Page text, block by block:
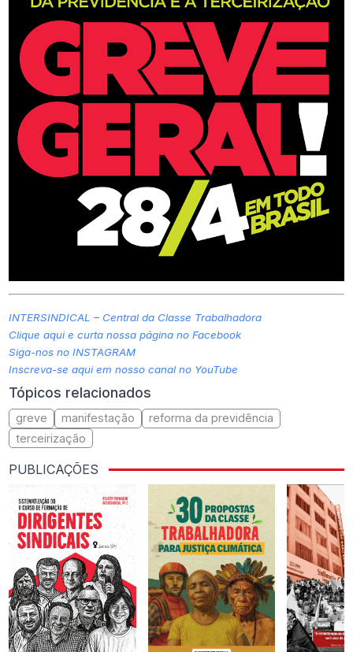
INTERSINDICAL – Central da Classe Trabalhadora
Clique aqui e curta nossa página no Facebook
Siga-nos no INSTAGRAM
Inscreva-se aqui em nosso canal no YouTube
Tópicos relacionados
greve manifestação
reforma da previdência
terceirização
PUBLICAÇÕES